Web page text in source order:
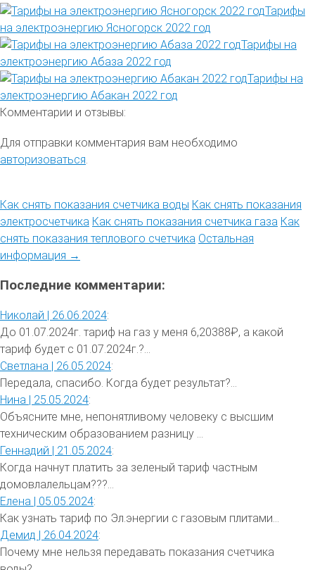
Тарифы
на электроэнергию Ясногорск 2022 год
Тарифы на
электроэнергию Абаза 2022 год
Тарифы на
электроэнергию Абакан 2022 год
Комментарии и отзывы:
Для отправки комментария вам необходимо
авторизоваться
Как снять показания счетчика воды Как снять показания
электросчетчика Как снять показания счетчика газа Как
снять показания теплового счетчика Остальная
информация →
Последние комментарии:
Николай | 26.06.2024:
До 01.07.2024г. тариф на газ у меня 6,20388₽, а какой
тариф будет с 01.07.2024г.?...
Светлана | 26.05.2024:
Передала, спасибо. Когда будет результат?...
Нина | 25.05.2024:
Объясните мне, непонятливому человеку с высшим
техническим образованием разницу ...
Геннадий | 21.05.2024:
Когда начнут платить за зеленый тариф частным
домовлалельцам???...
Елена | 05.05.2024:
Как узнать тариф по Эл.энергии с газовым плитами...
Демид | 26.04.2024:
Почему мне нельзя передавать показания счетчика